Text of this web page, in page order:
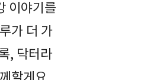
이야기를
가 더 가
, 닥터라